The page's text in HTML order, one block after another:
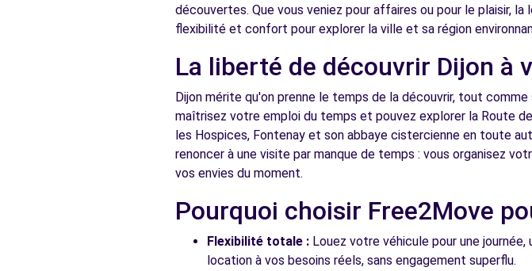
ST APOLLINAIRE, FR-21, 21850
Free2Move Rent - GARAGE BERG - GARAGE SRC AUTO - FONTAINE-LES-DIJON (C)
découvertes. Que vous veniez pour affaires ou pour le plaisir, la
flexibilité et confort pour explorer la ville et sa région
La liberté de découvrir Dijon à
Dijon mérite qu'on prenne le temps de la découvrir, tout
maîtrisez votre emploi du temps et pouvez explorer la Route
les Hospices, Fontenay et son abbaye cistercienne en toute
renoncer à une visite par manque de temps : vous organisez
vos envies du moment.
Pourquoi choisir Free2Move
Flexibilité totale : Louez votre véhicule pour une
location à vos besoins réels, sans engagement superflu.